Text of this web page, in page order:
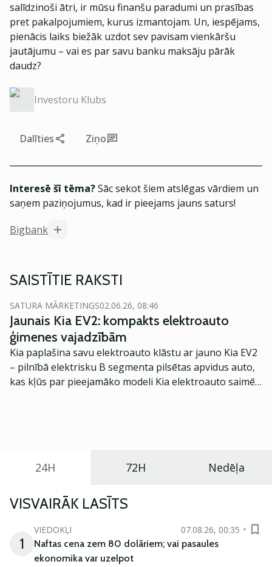
salīdzinoši ātri, ir mūsu finanšu paradumi un prasības
pret pakalpojumiem, kurus izmantojam. Un, iespējams,
pienācis laiks biežāk uzdot sev pavisam vienkāršu
jautājumu – vai es par savu banku maksāju pārāk
daudz?
Investoru Klubs
Dalīties Ziņo
Interesē šī tēma?Sāc sekot šiem atslēgas vārdiem un
saņem paziņojumus, kad ir pieejams jauns saturs!
Bigbank
SAISTĪTIE RAKSTI
SATURA MĀRKETINGS02.06.26, 08:46
Jaunais Kia EV2: kompakts elektroauto
ģimenes vajadzībām
Kia paplašina savu elektroauto klāstu ar jauno Kia EV2
– pilnībā elektrisku B segmenta pilsētas apvidus auto,
kas kļūs par pieejamāko modeli Kia elektroauto saimē
24H 72H Nedēļa
VISVAIRĀK LASĪTS
1
VIEDOKĻI
07.08.26, 00:35
Naftas cena zem 80 dolāriem; vai pasaules
ekonomika var uzelpot